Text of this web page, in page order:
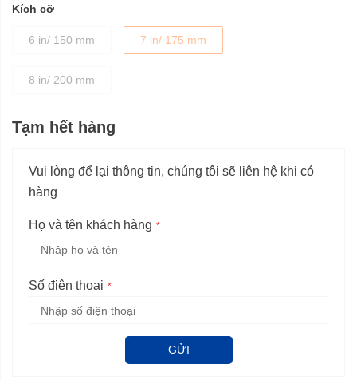
Kích cỡ
6 in/ 150 mm 7 in/ 175 mm
8 in/ 200 mm
Tạm hết hàng
Vui lòng để lại thông tin, chúng tôi sẽ liên hệ khi có
hàng
Họ và tên khách hàng
Số điện thoại
GỬI